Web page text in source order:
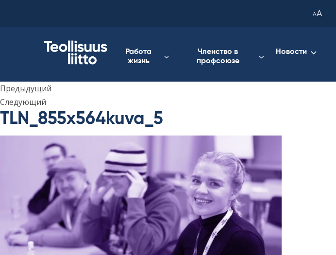
AA
Работа
жизнь
Членство в
профсоюзе
Новости
Предыдущий
Следующий
TLN_855x564kuva_5
your